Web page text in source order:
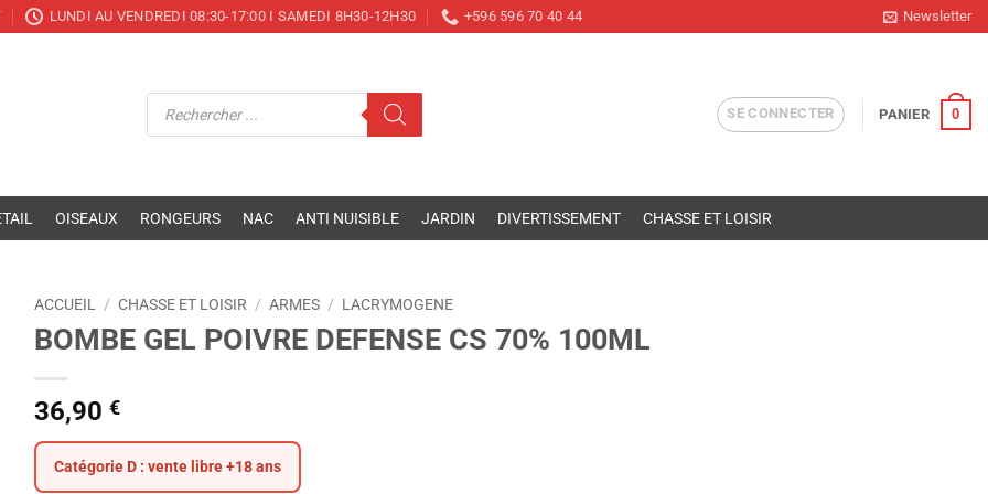
LUNDI AU VENDREDI 08:30-17:00 I SAMEDI 8H30-12H30 +596 596 70 40 44 Newsletter
Recherche
SE CONNECTER PANIER 0
OISEAUX RONGEURS NAC ANTI NUISIBLE JARDIN DIVERTISSEMENT CHASSE ET LOISIR
ACCUEIL / CHASSE ET LOISIR / ARMES / LACRYMOGENE
BOMBE GEL POIVRE DEFENSE CS 70% 100ML
36,90 €
Catégorie D : vente libre +18 ans